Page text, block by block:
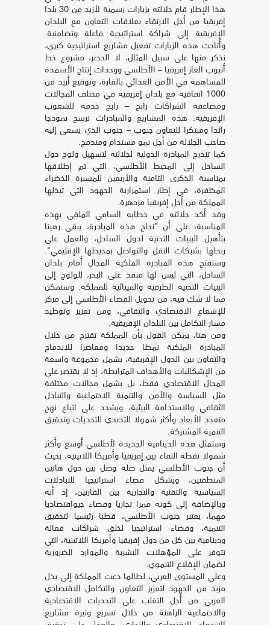
هذا الإطار قام جلالته بزيارات رسمية لأزيد من 30 بلدا
إفريقيا من أجل الارتقاء بعلاقات التعاون مع البلدان
الإفريقية إلى شراكة استراتيجية فاعلة وتضامنية.
وأتاحت هذه الزيارات تفعيل مشاريع استراتيجية كبرى،
نذكر منها على سبيل المثال، لا الحصر، مشروع خط
أنبوب الغاز إفريقيا – الأطلسي ووحدات إنتاج الأسمدة
للمساهمة في الأمن الغذائي بالقارة، وتوقيع أزيد من
1000 اتفاقية مع بلدان إفريقية في مختلف المجالات
ومضاعفة الشراكات رابح – رابح خدمة للشعوب
الإفريقية. هذه المشاريع والمبادرات ترسخ نموذجا
رائدا ومبتكرا للتعاون جنوب – جنوب الذي يسعى إليه
صاحب الجلالة من أجل نمو مستدام ومندمج.
كما تندرج المبادرة الدولية لجلالته لتسهيل ولوج دول
الساحل إلى المحيط الأطلسي، التي تم إطلاقها
بمناسبة الذكرى الثامنة والأربعين للمسيرة الخضراء
المظفرة، في إطار استمرارية الجهود التي تبذلها
المملكة من أجل إفريقيا مزدهرة.
وقد أكد جلالته في خطابه السامي الملقى بهذه
المناسبة، على أن "نجاح هذه المبادرة، يبقى رهينا
بتأهيل البنيات التحتية لدول الساحل، والعمل على
ربطها بشبكات النقل والتواصل بمحيطها الإقليمي".
وستفتح هذه المبادرة الملكية المجال أمام بلدان
الساحل، التي ليس لها منفذ على البحر، للولوج إلى
البنيات التحتية الطرقية والمينائية للمملكة. وستمكن
مما لا شك فيه، من تحويل الفضاء الأطلسي إلى مركز
للإشعاع الاقتصادي والثقافي، ومن تعزيز وتوطيد
مسار التكامل بين البلدان الإفريقية.
ومن هنا، يمكن القول بأن المملكة تقترح من خلال
المبادرة الملكية نمطا جديدا ومعاصرا للاندماج
والتعاون بين الدول الإفريقية، يشمل مجموعة واسعة
من الإشكاليات والأهداف المترابطة، إذ لا يقتصر على
المجال الاقتصادي فقط، بل يشمل مجالات مختلفة
مثل السياسة والأمن والتنمية الاجتماعية والتبادل
الثقافي والاستدامة البيئية، ويشدد على اتباع نهج
متعدد الأبعاد وأكثر شمولا للتصدي للتحديات وتحقيق
التنمية المشتركة.
وستمثل هذه الدينامية الجديدة لأطلسي أوسع وأكثر
شمولا نقطة التقاء بين إفريقيا وأمريكا اللاتينية، بحيث
أن جنوب الأطلسي يمثل صلة وصل بين دول هاتين
المنطقتين، ويشكل فضاء استراتيجيا للتبادلات
السياسية والتقنية والتجارية بين القارتين، إذ أنه
وبالإضافة إلى كونه ممرا تجاريا وفضاء جيواقتصاديا
مهما، يعتبر جنوب الأطلسي، قطبا رئيسيا لتحقيق
التنمية، وفضاء استراتيجيا لخلق شراكات فعالة
ودينامية بين كل من دول إفريقيا وأمريكا اللاتينية، التي
تتوفر على المؤهلات البشرية والموارد الضرورية
لضمان الإقلاع التنموي.
وعلى المستوى العربي، لطالما دعت المملكة إلى بذل
مزيد من الجهود لتعزيز التعاون والتكامل الاقتصادي
العربي من أجل التغلب على التحديات الاقتصادية
والاجتماعية الراهنة من خلال تسريع وتيرة مشاريع